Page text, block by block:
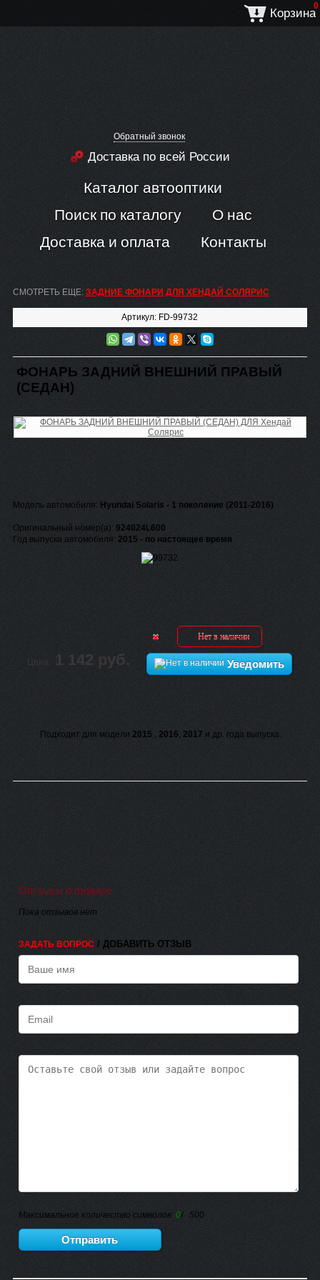
Обратный звонок
Доставка по всей России
Корзина
0
Каталог автооптики
Поиск по каталогу
О нас
Доставка и оплата
Контакты
СМОТРЕТЬ ЕЩЕ: ЗАДНИЕ ФОНАРИ ДЛЯ ХЕНДАЙ СОЛЯРИС
Артикул: FD-99732
ФОНАРЬ ЗАДНИЙ ВНЕШНИЙ ПРАВЫЙ
(СЕДАН)
Модель автомобиля: Hyundai Solaris - 1 поколение (2011-2016)
Оригинальный номер(а): 924024L600
Год выпуска автомобиля: 2015 - по настоящее время
Цена: 1 142 руб.
Нет в наличии
Уведомить
Подходит для модели 2015 , 2016, 2017 и др. года выпуска.
Отзывы о товаре
Пока отзывов нет
ЗАДАТЬ ВОПРОС/ ДОБАВИТЬ ОТЗЫВ
Максимальное количество символов: 0/ 500